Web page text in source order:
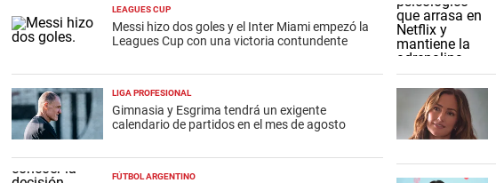
LEAGUES CUP
Messi hizo dos goles y el Inter Miami empezó la
Leagues Cup con una victoria contundente
LIGA PROFESIONAL
Gimnasia y Esgrima tendrá un exigente
calendario de partidos en el mes de agosto
FÚTBOL ARGENTINO